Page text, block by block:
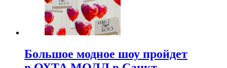
Большое модное шоу пройдет